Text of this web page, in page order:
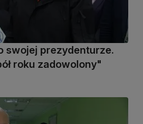
swojej prezydenturze.
roku zadowolony"